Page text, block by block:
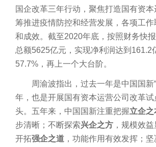
国企改革三年行动，聚焦打造国有资
筹推进疫情防控和经营发展，各项工
和成效。截至2020年底，按照财务快
总额5625亿元，实现净利润达到161.2
57.7%，再上一个大台阶。
周渝波指出，过去一年是中国国新“
年，也是开展国有资本运营公司改革
头。五年来，中国国新注重把握立企之
步清晰；不断探索兴企之方 ，规模效
开拓强企之道 ，功能作用有效发挥；